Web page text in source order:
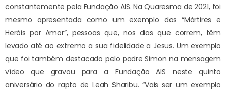
constantemente pela Fundação AIS. Na Quaresma de 2021, foi
mesmo apresentada como um exemplo dos “Mártires e
Heróis por Amor”, pessoas que, nos dias que correm, têm
levado até ao extremo a sua fidelidade a Jesus. Um exemplo
que foi também destacado pelo padre Simon na mensagem
vídeo que gravou para a Fundação AIS neste quinto
aniversário do rapto de Leah Sharibu. “Vais ser um exemplo